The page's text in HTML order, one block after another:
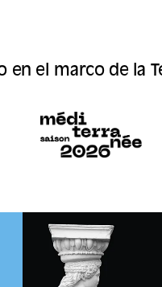
el marco de la